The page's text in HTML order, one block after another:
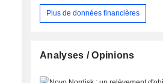
Plus de données financières
Analyses / Opinions